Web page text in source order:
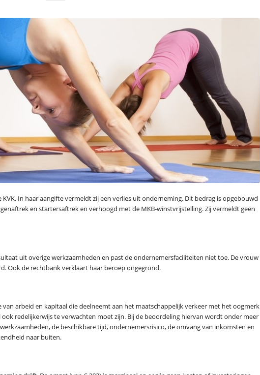
In haar aangifte vermeldt zij een verlies uit onderneming. Dit bedrag is opgebouwd
en startersaftrek en verhoogd met de MKB-winstvrijstelling. Zij vermeldt geen
uit overige werkzaamheden en past de ondernemersfaciliteiten niet toe. De vrouw
Ook de rechtbank verklaart haar beroep ongegrond.
arbeid en kapitaal die deelneemt aan het maatschappelijk verkeer met het oogmerk
redelijkerwijs te verwachten moet zijn. Bij de beoordeling hiervan wordt onder meer
de beschikbare tijd, ondernemersrisico, de omvang van inkomsten en
naar buiten.